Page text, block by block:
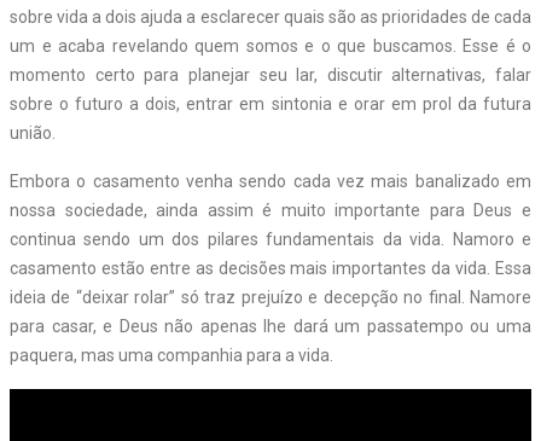
sobre vida a dois ajuda a esclarecer quais são as prioridades de cada
um e acaba revelando quem somos e o que buscamos. Esse é o
momento certo para planejar seu lar, discutir alternativas, falar
sobre o futuro a dois, entrar em sintonia e orar em prol da futura
união.
Embora o casamento venha sendo cada vez mais banalizado em
nossa sociedade, ainda assim é muito importante para Deus e
continua sendo um dos pilares fundamentais da vida. Namoro e
casamento estão entre as decisões mais importantes da vida. Essa
ideia de “deixar rolar” só traz prejuízo e decepção no final. Namore
para casar, e Deus não apenas lhe dará um passatempo ou uma
paquera, mas uma companhia para a vida.